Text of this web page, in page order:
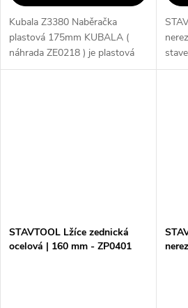
Kubala Z3380 Naběračka
plastová 175mm KUBALA (
náhrada ZE0218 ) je plastová
naběračka vhodná pro míchání
115
STAVTOOL Lžíce zednická
ocelová | 160 mm - ZP0401